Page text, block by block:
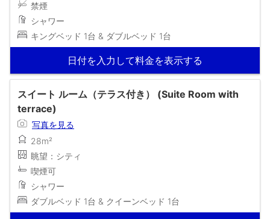
禁煙
シャワー
キングベッド 1台 & ダブルベッド 1台
日付を入力して料金を表示する
スイート ルーム（テラス付き） (Suite Room with
terrace)
写真を見る
28m²
眺望：シティ
喫煙可
シャワー
ダブルベッド 1台 & クイーンベッド 1台